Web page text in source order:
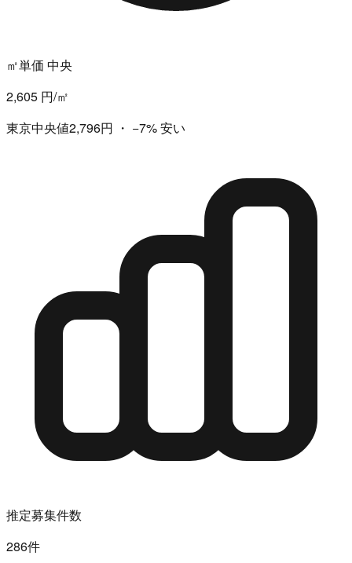
㎡単価 中央
2,605 円/㎡
東京中央値2,796円 ・ −7%安い
推定募集件数
286件